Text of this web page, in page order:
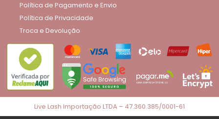
Política de Pagamento e Envio
Política de Privacidade
Troca e Devolução
Live Lash Importação LTDA – 47.360.385/0001-61